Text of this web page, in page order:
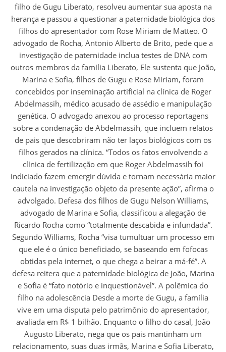
filho de Gugu Liberato, resolveu aumentar sua aposta na
herança e passou a questionar a paternidade biológica dos
filhos do apresentador com Rose Miriam de Matteo. O
advogado de Rocha, Antonio Alberto de Brito, pede que a
investigação de paternidade inclua testes de DNA com
outros membros da família Liberato, Ele sustenta que João,
Marina e Sofia, filhos de Gugu e Rose Miriam, foram
concebidos por inseminação artificial na clínica de Roger
Abdelmassih, médico acusado de assédio e manipulação
genética. O advogado anexou ao processo reportagens
sobre a condenação de Abdelmassih, que incluem relatos
de pais que descobriram não ter laços biológicos com os
filhos gerados na clínica. “Todos os fatos envolvendo a
clínica de fertilização em que Roger Abdelmassih foi
indiciado fazem emergir dúvida e tornam necessária maior
cautela na investigação objeto da presente ação”, afirma o
advolgado. Defesa dos filhos de Gugu Nelson Williams,
advogado de Marina e Sofia, classificou a alegação de
Ricardo Rocha como “totalmente descabida e infundada”.
Segundo Williams, Rocha “visa tumultuar um processo em
que ele é o único beneficiado, se baseando em fofocas
obtidas pela internet, o que chega a beirar a má-fé”. A
defesa reitera que a paternidade biológica de João, Marina
e Sofia é “fato notório e inquestionável”. A polêmica do
filho na adolescência Desde a morte de Gugu, a família
vive em uma disputa pelo patrimônio do apresentador,
avaliada em R$ 1 bilhão. Enquanto o filho do casal, João
Augusto Liberato, nega que os pais mantinham um
relacionamento, suas duas irmãs, Marina e Sofia Liberato,